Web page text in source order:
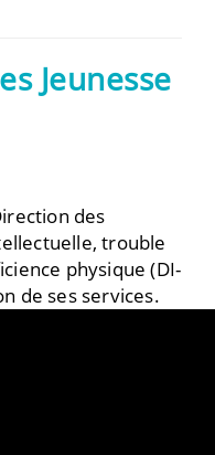
Jeunesse
des
trouble
physique (DI-
de ses services.